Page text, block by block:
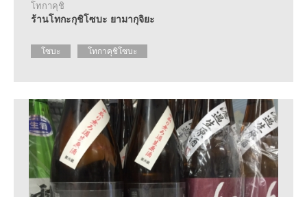
โทกาคุชิ
ร้านโทกะกุชิโซบะ ยามากุจิยะ
โซบะ โทกาคุชิโซบะ